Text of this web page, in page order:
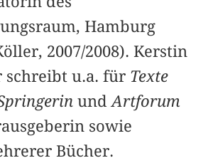
Hamburg
2007/2008). Kerstin
schreibt u.a. für Texte
undArtforum
sowie
Bücher.